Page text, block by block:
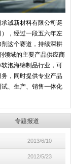
诚新材料有限公司诞
，经过一段五六年左
这个赛道，持续深耕
领域的主要产品供应商
泡海绵制品行业，可
，同时提供专业产品
、生产、销售一体化
专题报道
2013/6/10
2012/5/23